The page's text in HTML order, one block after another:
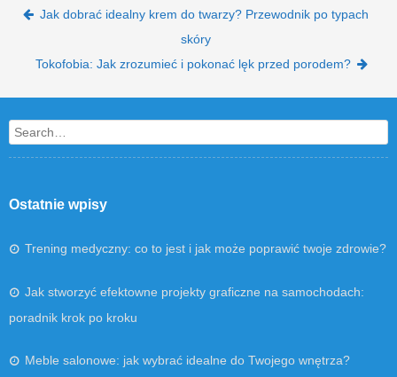
Post navigation
Jak dobrać idealny krem do twarzy? Przewodnik po typach
skóry
Tokofobia: Jak zrozumieć i pokonać lęk przed porodem?
Search
Ostatnie wpisy
Trening medyczny: co to jest i jak może poprawić twoje zdrowie?
Jak stworzyć efektowne projekty graficzne na samochodach:
poradnik krok po kroku
Meble salonowe: jak wybrać idealne do Twojego wnętrza?